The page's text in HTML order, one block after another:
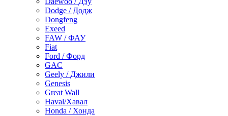
Dodge / Додж
Dongfeng
Exeed
FAW / ФАУ
Fiat
Ford / Форд
GAC
Geely / Джили
Genesis
Great Wall
Haval/Хавал
Honda / Хонда